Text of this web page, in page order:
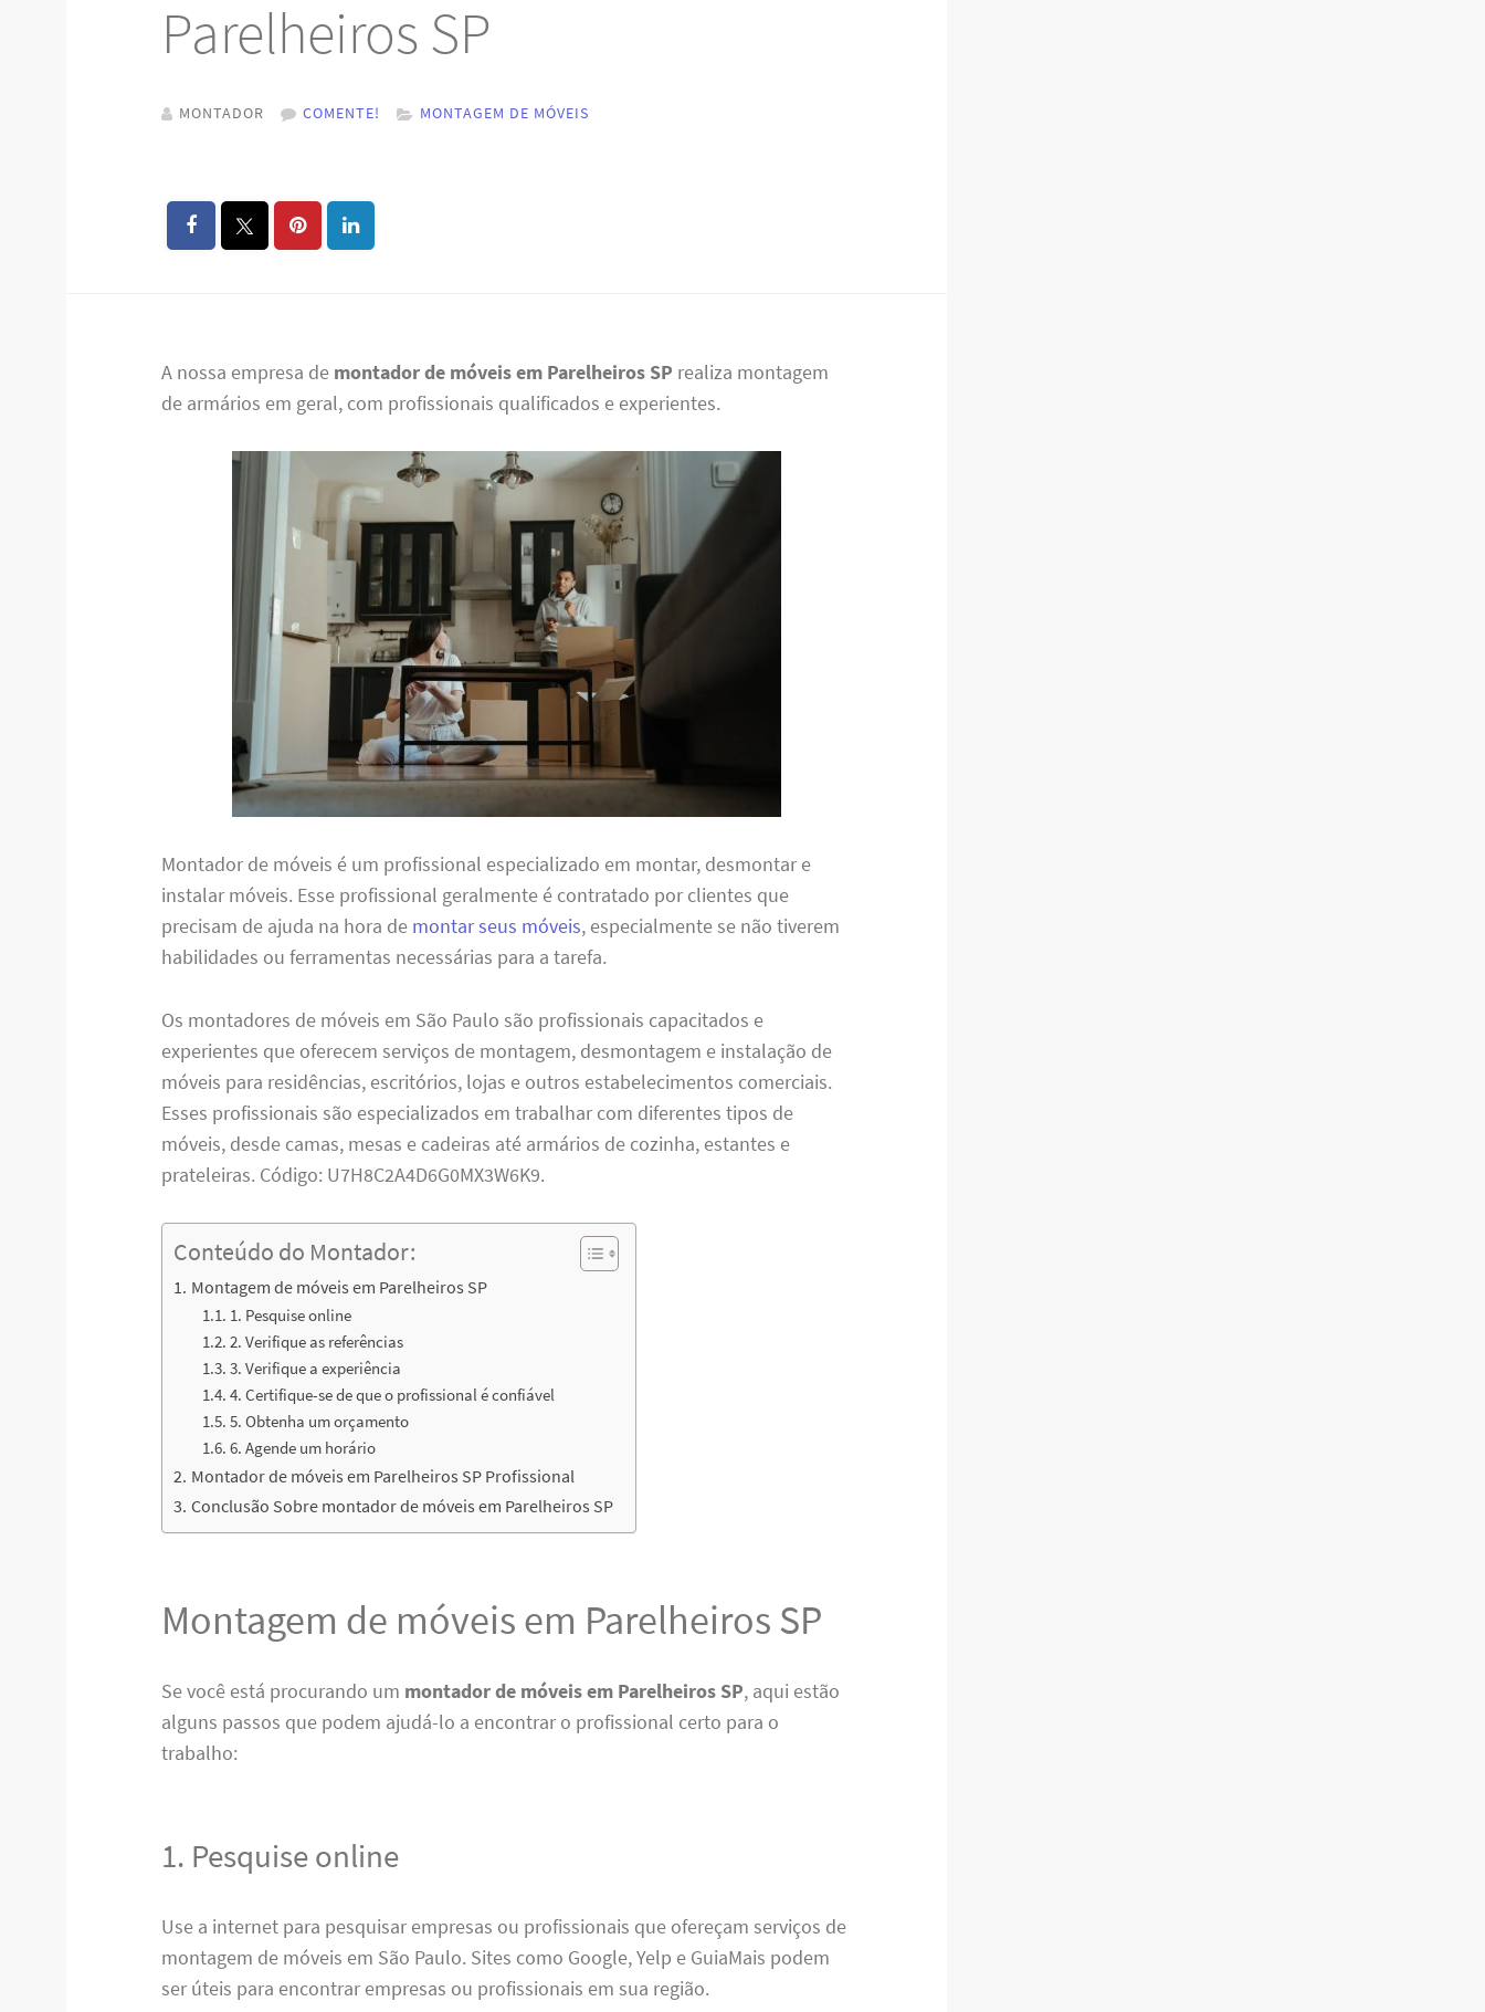
Parelheiros SP
MONTADOR COMENTE! MONTAGEM DE MÓVEIS
A nossa empresa de montador de móveis em Parelheiros SP realiza montagem
de armários em geral, com profissionais qualificados e experientes.
Montador de móveis é um profissional especializado em montar, desmontar e
instalar móveis. Esse profissional geralmente é contratado por clientes que
precisam de ajuda na hora de montar seus móveis, especialmente se não tiverem
habilidades ou ferramentas necessárias para a tarefa.
Os montadores de móveis em São Paulo são profissionais capacitados e
experientes que oferecem serviços de montagem, desmontagem e instalação de
móveis para residências, escritórios, lojas e outros estabelecimentos comerciais.
Esses profissionais são especializados em trabalhar com diferentes tipos de
móveis, desde camas, mesas e cadeiras até armários de cozinha, estantes e
prateleiras. Código: U7H8C2A4D6G0MX3W6K9.
Conteúdo do Montador:
Montagem de móveis em Parelheiros SP
1. Pesquise online
2. Verifique as referências
3. Verifique a experiência
4. Certifique-se de que o profissional é confiável
5. Obtenha um orçamento
6. Agende um horário
Montador de móveis em Parelheiros SP Profissional
Conclusão Sobre montador de móveis em Parelheiros SP
Montagem de móveis em Parelheiros SP
Se você está procurando um montador de móveis em Parelheiros SP, aqui estão
alguns passos que podem ajudá-lo a encontrar o profissional certo para o
trabalho:
1. Pesquise online
Use a internet para pesquisar empresas ou profissionais que ofereçam serviços de
montagem de móveis em São Paulo. Sites como Google, Yelp e GuiaMais podem
ser úteis para encontrar empresas ou profissionais em sua região.